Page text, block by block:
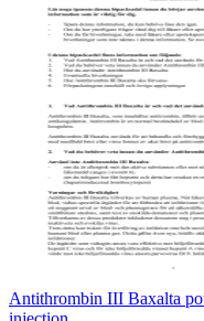
Antithrombin III Baxalta